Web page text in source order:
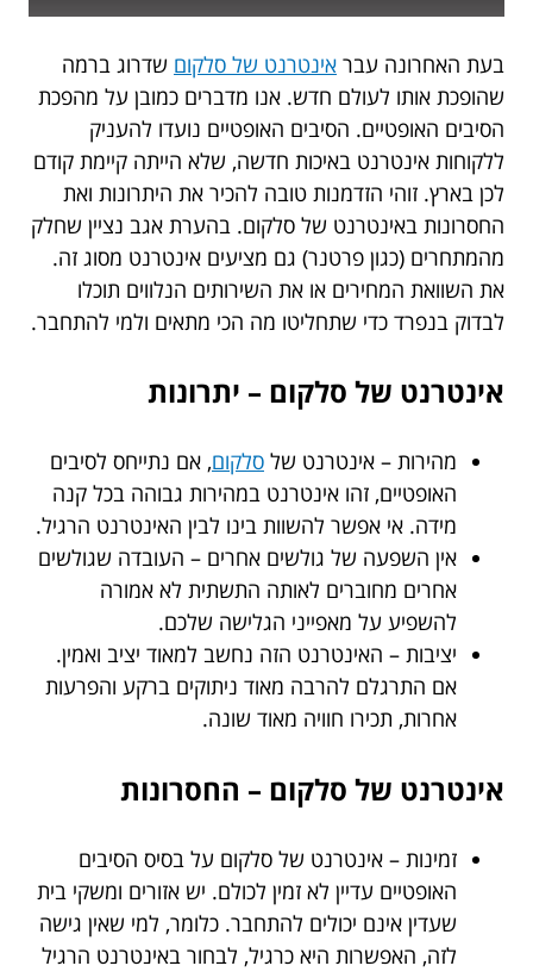
בעת האחרונה עבר אינטרנט של סלקום שדרוג ברמה
שהופכת אותו לעולם חדש. אנו מדברים כמובן על מהפכת
הסיבים האופטיים. הסיבים האופטיים נועדו להעניק
ללקוחות אינטרנט באיכות חדשה, שלא הייתה קיימת קודם
לכן בארץ. זוהי הזדמנות טובה להכיר את היתרונות ואת
החסרונות באינטרנט של סלקום. בהערת אגב נציין שחלק
מהמתחרים (כגון פרטנר) גם מציעים אינטרנט מסוג זה.
את השוואת המחירים או את השירותים הנלווים תוכלו
לבדוק בנפרד כדי שתחליטו מה הכי מתאים ולמי להתחבר.
אינטרנט של סלקום – יתרונות
מהירות – אינטרנט של סלקום, אם נתייחס לסיבים
האופטיים, זהו אינטרנט במהירות גבוהה בכל קנה
מידה. אי אפשר להשוות בינו לבין האינטרנט הרגיל.
אין השפעה של גולשים אחרים – העובדה שגולשים
אחרים מחוברים לאותה התשתית לא אמורה
להשפיע על מאפייני הגלישה שלכם.
יציבות – האינטרנט הזה נחשב למאוד יציב ואמין.
אם התרגלם להרבה מאוד ניתוקים ברקע והפרעות
אחרות, תכירו חוויה מאוד שונה.
אינטרנט של סלקום – החסרונות
זמינות – אינטרנט של סלקום על בסיס הסיבים
האופטיים עדיין לא זמין לכולם. יש אזורים ומשקי בית
שעדין אינם יכולים להתחבר. כלומר, למי שאין גישה
לזה, האפשרות היא כרגיל, לבחור באינטרנט הרגיל